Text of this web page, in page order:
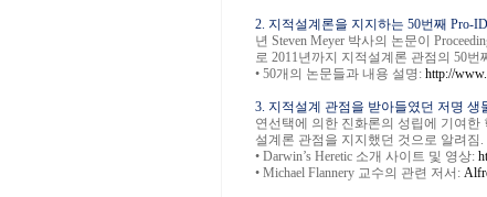
2. 지적설계론을 지지하는 50번째 Pro-
년 Steven Meyer 박사의 논문이
로 2011년까지 지적설계론 관점의 50
• 50개의 논문들과 내용 설명: http://
3. 지적설계 관점을 받아들였던 저명 생
연선택에 의한 진화론의 성립에 기여
설계론 관점을 지지했던 것으로 알려짐
• Darwin’s Heretic 소개 사이트 및 영상:
• Michael Flannery 교수의 관련 저서: